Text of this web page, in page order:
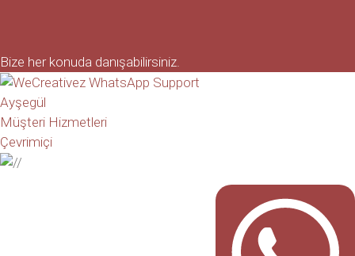
Bize her konuda danışabilirsiniz.
Ayşegül
Müşteri Hizmetleri
Çevrimiçi